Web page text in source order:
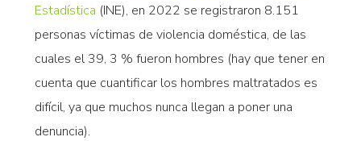
Estadística (INE), en 2022 se registraron 8.151
personas víctimas de violencia doméstica, de las
cuales el 39, 3 % fueron hombres (hay que tener en
cuenta que cuantificar los hombres maltratados es
difícil, ya que muchos nunca llegan a poner una
denuncia).